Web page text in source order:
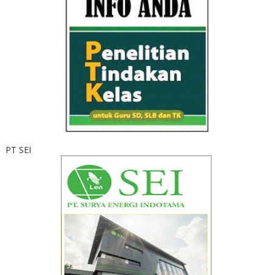
PT SEI